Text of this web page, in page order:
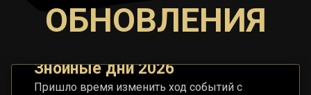
ОБНОВЛЕНИЯ
Знойные дни 2026
Пришло время изменить ход событий с